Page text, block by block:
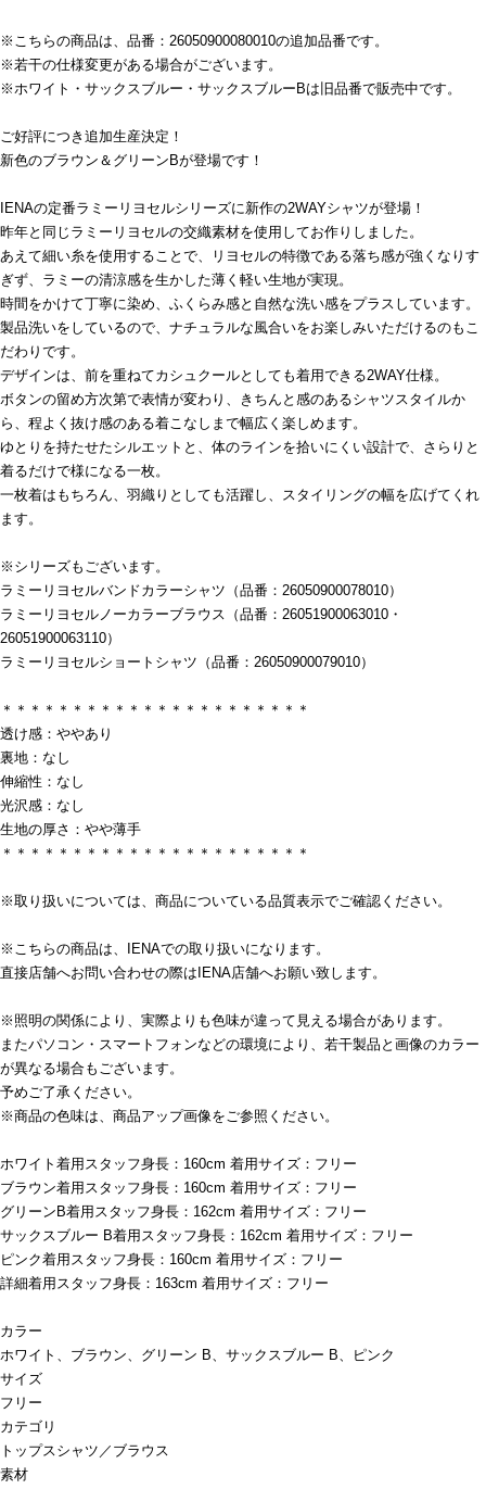
※こちらの商品は、品番：26050900080010の追加品番です。
※若干の仕様変更がある場合がございます。
※ホワイト・サックスブルー・サックスブルーBは旧品番で販売中です。
ご好評につき追加生産決定！
新色のブラウン＆グリーンBが登場です！
IENAの定番ラミーリヨセルシリーズに新作の2WAYシャツが登場！
昨年と同じラミーリヨセルの交織素材を使用してお作りしました。
あえて細い糸を使用することで、リヨセルの特徴である落ち感が強くなりす
ぎず、ラミーの清涼感を生かした薄く軽い生地が実現。
時間をかけて丁寧に染め、ふくらみ感と自然な洗い感をプラスしています。
製品洗いをしているので、ナチュラルな風合いをお楽しみいただけるのもこ
だわりです。
デザインは、前を重ねてカシュクールとしても着用できる2WAY仕様。
ボタンの留め方次第で表情が変わり、きちんと感のあるシャツスタイルか
ら、程よく抜け感のある着こなしまで幅広く楽しめます。
ゆとりを持たせたシルエットと、体のラインを拾いにくい設計で、さらりと
着るだけで様になる一枚。
一枚着はもちろん、羽織りとしても活躍し、スタイリングの幅を広げてくれ
ます。
※シリーズもございます。
ラミーリヨセルバンドカラーシャツ（品番：26050900078010）
ラミーリヨセルノーカラーブラウス（品番：26051900063010・
26051900063110）
ラミーリヨセルショートシャツ（品番：26050900079010）
＊＊＊＊＊＊＊＊＊＊＊＊＊＊＊＊＊＊＊＊＊＊
透け感：ややあり
裏地：なし
伸縮性：なし
光沢感：なし
生地の厚さ：やや薄手
＊＊＊＊＊＊＊＊＊＊＊＊＊＊＊＊＊＊＊＊＊＊
※取り扱いについては、商品についている品質表示でご確認ください。
※こちらの商品は、IENAでの取り扱いになります。
直接店舗へお問い合わせの際はIENA店舗へお願い致します。
※照明の関係により、実際よりも色味が違って見える場合があります。
またパソコン・スマートフォンなどの環境により、若干製品と画像のカラー
が異なる場合もございます。
予めご了承ください。
※商品の色味は、商品アップ画像をご参照ください。
ホワイト着用スタッフ身長：160cm 着用サイズ：フリー
ブラウン着用スタッフ身長：160cm 着用サイズ：フリー
グリーンB着用スタッフ身長：162cm 着用サイズ：フリー
サックスブルー B着用スタッフ身長：162cm 着用サイズ：フリー
ピンク着用スタッフ身長：160cm 着用サイズ：フリー
詳細着用スタッフ身長：163cm 着用サイズ：フリー
カラー
ホワイト、ブラウン、グリーン B、サックスブルー B、ピンク
サイズ
フリー
カテゴリ
トップスシャツ／ブラウス
素材